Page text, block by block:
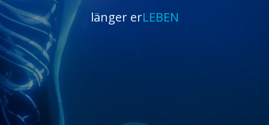
länger erLEBEN